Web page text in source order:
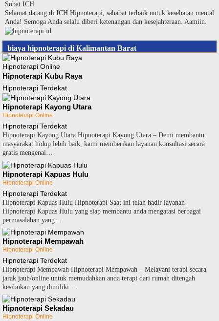
Langsung
ke
konten
Sobat ICH
Selamat datang di ICH Hipnoterapi, sahabat terbaik untuk kesehatan mental
Anda! Semoga Anda selalu diberi ketenangan dan kesejahteraan. Aamiin.
biaya hipnoterapi di Kalimantan Barat
Hipnoterapi Online
Hipnoterapi Kubu Raya
Hipnoterapi Terdekat
Hipnoterapi Kayong Utara
Hipnoterapi Online
Hipnoterapi Terdekat
Hipnoterapi Kayong Utara Hipnoterapi Kayong Utara – Demi membantu
masyarakat hidup lebih baik, kami memberikan layanan konsultasi secara
gratis mengenai…
Hipnoterapi Kapuas Hulu
Hipnoterapi Online
Hipnoterapi Terdekat
Hipnoterapi Kapuas Hulu Hipnoterapi Saat ini telah hadir layanan
Hipnoterapi Kapuas Hulu yang siap membantu anda mengatasi berbagai
permasalahan yang…
Hipnoterapi Mempawah
Hipnoterapi Online
Hipnoterapi Terdekat
Hipnoterapi Mempawah Hipnoterapi Mempawah – Melayani terapi secara
jarak jauh/online untuk memudahkan anda terapi dari rumah ditengah
kesibukan yang dimiliki….
Hipnoterapi Sekadau
Hipnoterapi Online